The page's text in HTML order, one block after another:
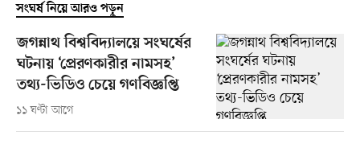
সংঘর্ষ নিয়ে আরও পড়ুন
জগন্নাথ বিশ্ববিদ্যালয়ে সংঘর্ষের
ঘটনায় ‘প্রেরণকারীর নামসহ’
তথ্য-ভিডিও চেয়ে গণবিজ্ঞপ্তি
১১ ঘণ্টা আগে